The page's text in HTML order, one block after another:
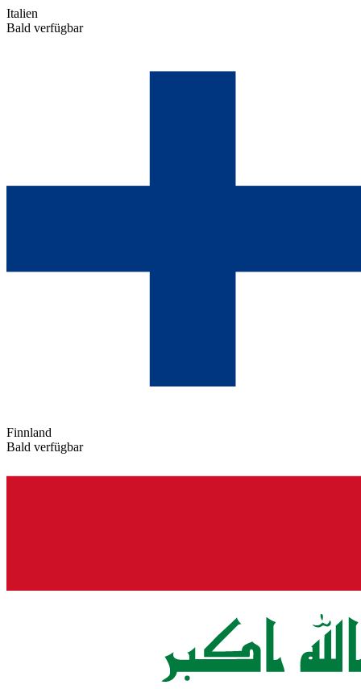
Italien
Bald verfügbar
Finnland
Bald verfügbar